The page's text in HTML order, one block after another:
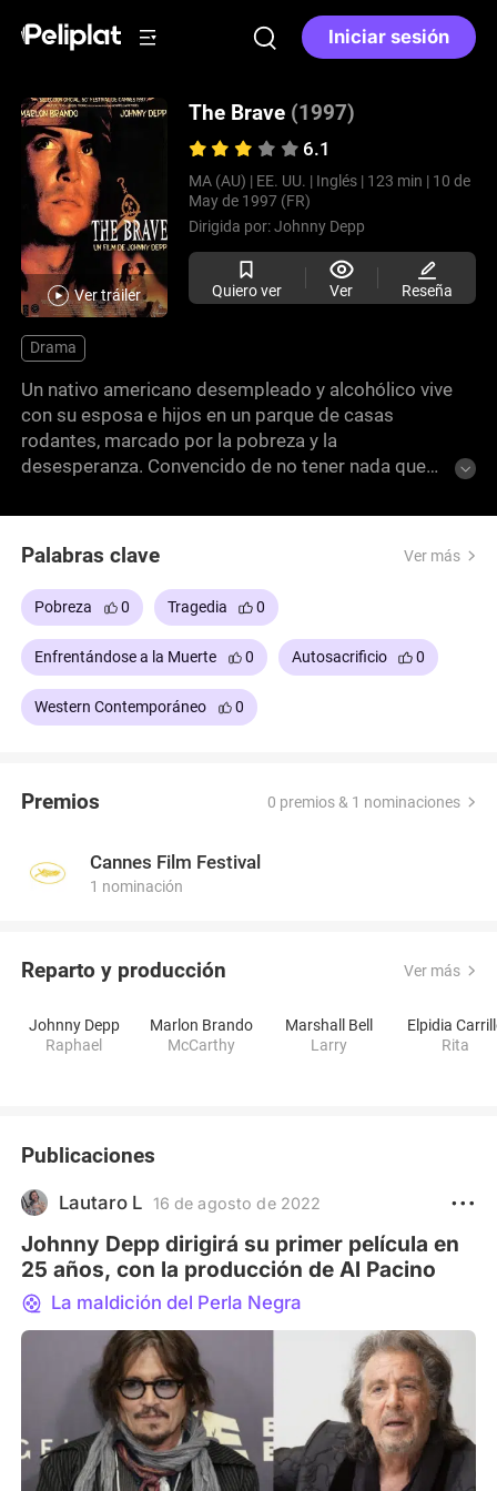
Iniciar sesión
Ver tráiler
The Brave (1997)
6.1
MA (AU) | EE. UU. | Inglés | 123 min | 10 de
May de 1997 (FR)
Dirigida por:Johnny Depp
Quiero ver Ver Reseña
Drama
Un nativo americano desempleado y alcohólico vive
con su esposa e hijos en un parque de casas
rodantes, marcado por la pobreza y la
desesperanza. Convencido de no tener nada que
grupo de rednecks a cambio de 50.000 dólares
para su familia.
Palabras clave Ver más
Pobreza 0 Tragedia 0
Enfrentándose a la Muerte 0 Autosacrificio 0
Western Contemporáneo 0
Premios 0 premios & 1 nominaciones
Cannes Film Festival
1 nominación
Reparto y producción Ver más
Johnny Depp
Raphael
Marlon Brando
McCarthy
Marshall Bell
Larry
Elpidia
Rita
Publicaciones
Lautaro L 16 de agosto de 2022
Johnny Depp dirigirá su primer película en
25 años, con la producción de Al Pacino
La maldición del Perla Negra